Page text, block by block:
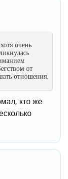
очень
от
отношения.
кто же